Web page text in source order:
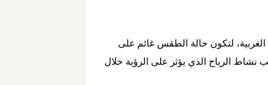
الغربية، لتكون حالة الطقس غائم على
نشاط الرياح الذي يؤثر على الرؤية خلال